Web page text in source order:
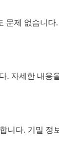
문제 없습니다.
. 자세한 내용
니다. 기밀 정